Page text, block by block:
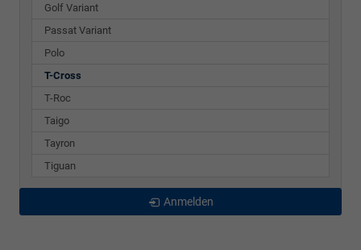
Golf Variant
Passat Variant
Polo
T-Cross
T-Roc
Taigo
Tayron
Tiguan
Anmelden